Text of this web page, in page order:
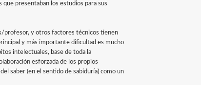
que presentaban los estudios para sus
profesor, y otros factores técnicos tienen
y más importante dificultad es mucho
intelectuales, base de toda la
esforzada de los propios
saber (en el sentido de sabiduría) como un